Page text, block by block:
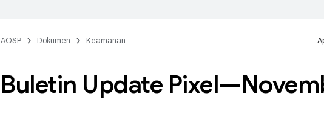
AOSP Dokumen Keamanan
Buletin Update